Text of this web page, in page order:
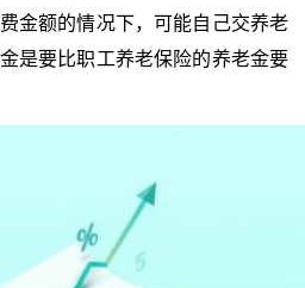
金额的情况下，可能自己交养老
是要比职工养老保险的养老金要